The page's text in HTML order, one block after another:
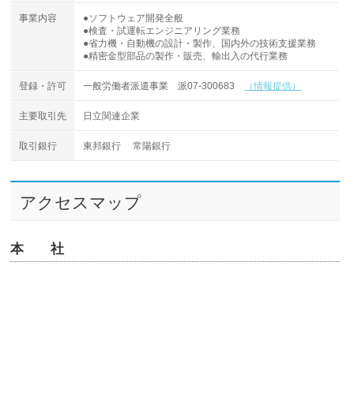
事業内容
●ソフトウェア開発全般
●検査・試運転エンジニアリング業務
●省力機・自動機の設計・製作、国内外の技術支援業務
●精密金型部品の製作・販売、輸出入の代行業務
登録・許可 一般労働者派遣事業 派07-300683 （情報提供）
主要取引先 日立関連企業
取引銀行 東邦銀行 常陽銀行
アクセスマップ
本 社